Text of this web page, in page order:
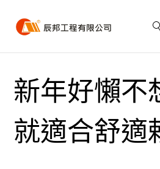
新年好懶不
就適合舒適